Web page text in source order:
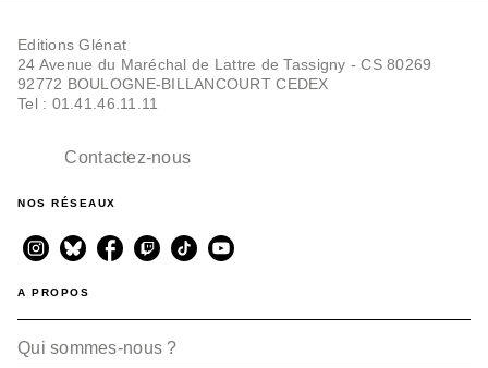
Editions Glénat
24 Avenue du Maréchal de Lattre de Tassigny - CS 80269
92772 BOULOGNE-BILLANCOURT CEDEX
Tel : 01.41.46.11.11
Contactez-nous
NOS RÉSEAUX
A PROPOS
Qui sommes-nous ?